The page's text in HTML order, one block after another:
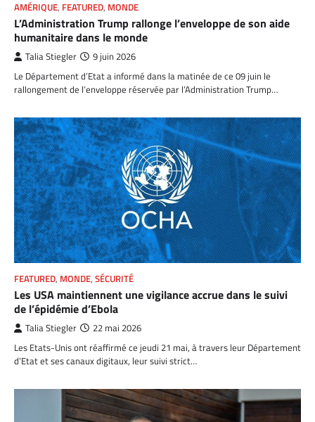
AMÉRIQUE, FEATURED, MONDE
L’Administration Trump rallonge l’enveloppe de son aide
humanitaire dans le monde
Talia Stiegler 9 juin 2026
Le Département d’Etat a informé dans la matinée de ce 09 juin le
rallongement de l’enveloppe réservée par l’Administration Trump…
FEATURED, MONDE, SÉCURITÉ
Les USA maintiennent une vigilance accrue dans le suivi
de l’épidémie d’Ebola
Talia Stiegler 22 mai 2026
Les Etats-Unis ont réaffirmé ce jeudi 21 mai, à travers leur Département
d’Etat et ses canaux digitaux, leur suivi strict…